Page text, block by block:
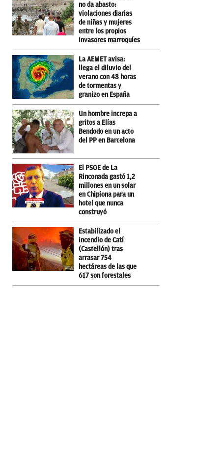
no da abasto:
violaciones diarias
de niñas y mujeres
entre los propios
invasores marroquíes
La AEMET avisa:
llega el diluvio del
verano con 48 horas
de tormentas y
granizo en España
Un hombre increpa a
gritos a Elías
Bendodo en un acto
del PP en Barcelona
El PSOE de La
Rinconada gastó 1,2
millones en un solar
en Chipiona para un
hotel que nunca
construyó
Estabilizado el
incendio de Catí
(Castellón) tras
arrasar 754
hectáreas de las que
617 son forestales